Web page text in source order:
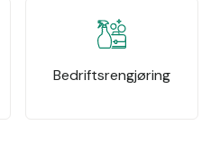
Bedriftsrengjøring